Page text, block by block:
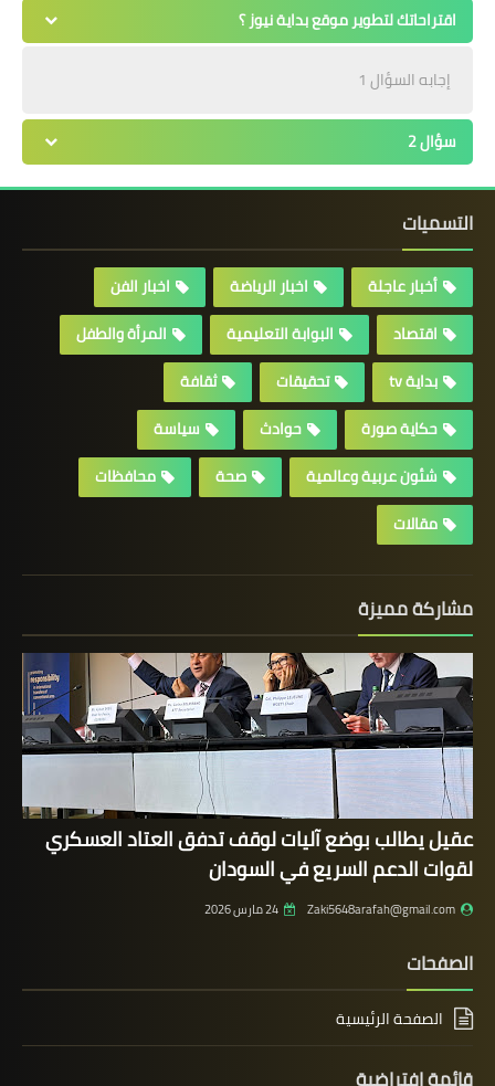
اقتراحاتك لتطوير موقع بداية نيوز ؟
إجابه السؤال 1
سؤال 2
التسميات
أخبار عاجلة اخبار الرياضة
اخبار الفن
اقتصاد
البوابة التعليمية
المرأة والطفل
بداية tv
تحقيقات
ثقافة
حكاية صورة
حوادث
سياسة
شئون عربية وعالمية
صحة
محافظات
مقالات
مشاركة مميزة
عقيل يطالب بوضع آليات لوقف تدفق العتاد العسكري
لقوات الدعم السريع في السودان
Zaki5648arafah@gmail.com 24 مارس 2026
الصفحات
الصفحة الرئيسية